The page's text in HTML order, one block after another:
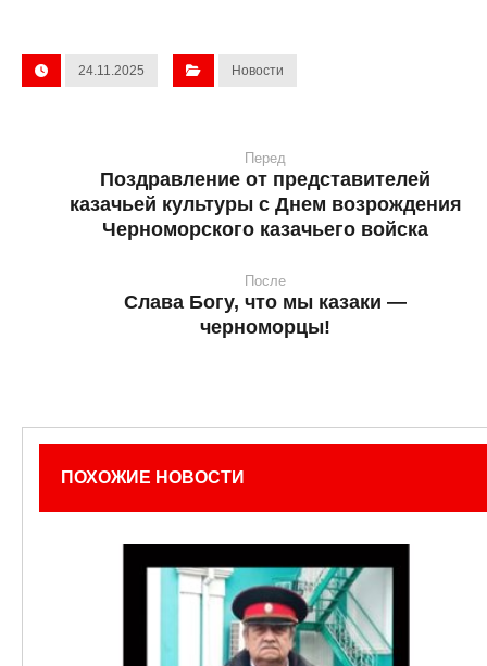
24.11.2025 Новости
Перед
Поздравление от представителей
казачьей культуры с Днем возрождения
Черноморского казачьего войска
После
Слава Богу, что мы казаки —
черноморцы!
ПОХОЖИЕ НОВОСТИ